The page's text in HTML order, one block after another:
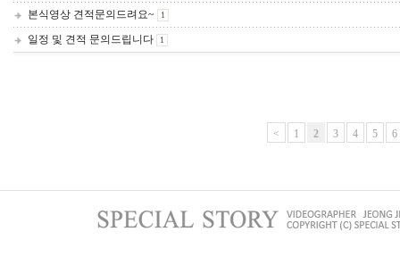
본식영상 견적문의드려요~ 1
일정 및 견적 문의드립니다 1
< 1 2 3 4 5 6